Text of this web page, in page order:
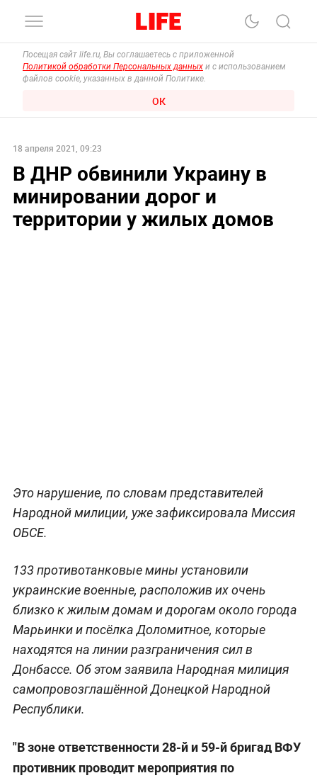
Посещая сайт life.ru, Вы соглашаетесь с приложенной
Политикой обработки Персональных данных и с использованием
файлов cookie, указанных в данной Политике.
ОК
18 апреля 2021, 09:23
В ДНР обвинили Украину в
минировании дорог и
территории у жилых домов
Это нарушение, по словам представителей
Народной милиции, уже зафиксировала Миссия
ОБСЕ.
133 противотанковые мины установили
украинские военные, расположив их очень
близко к жилым домам и дорогам около города
Марьинки и посёлка Доломитное, которые
находятся на линии разграничения сил в
Донбассе. Об этом заявила Народная милиция
самопровозглашённой Донецкой Народной
Республики.
"В зоне ответственности 28-й и 59-й бригад ВФУ
противник проводит мероприятия по